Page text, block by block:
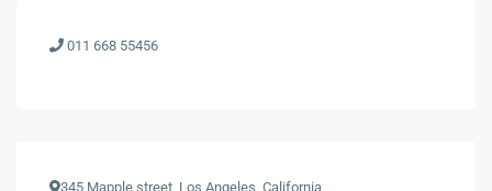
011 668 55456
345 Mapple street, Los Angeles, California